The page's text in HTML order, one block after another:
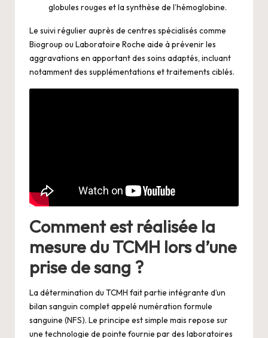
globules rouges et la synthèse de l’hémoglobine.
Le suivi régulier auprès de centres spécialisés comme
Biogroup ou Laboratoire Roche aide à prévenir les
aggravations en apportant des soins adaptés, incluant
notamment des supplémentations et traitements ciblés.
Comment est réalisée la
mesure du TCMH lors d’une
prise de sang ?
La détermination du TCMH fait partie intégrante d’un
bilan sanguin complet appelé numération formule
sanguine (NFS). Le principe est simple mais repose sur
une technologie de pointe fournie par des laboratoires